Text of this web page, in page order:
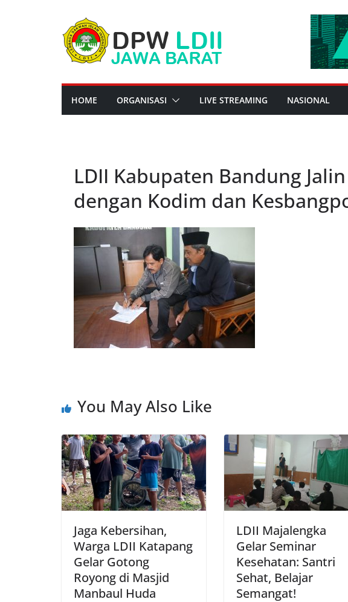
HOME ORGANISASI LIVE STREAMING NASIONAL
LDII Kabupaten Bandung
dengan Kodim dan
You May Also Like
Jaga Kebersihan,
Warga LDII Katapang
Gelar Gotong
Royong di Masjid
Manbaul Huda
LDII Majalengka
Gelar Seminar
Kesehatan: Santri
Sehat, Belajar
Semangat!